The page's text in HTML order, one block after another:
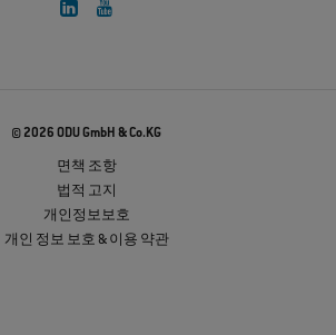
© 2026 ODU GmbH & Co.KG
면책 조항
법적 고지
개인정보보호
개인 정보 보호 & 이용 약관